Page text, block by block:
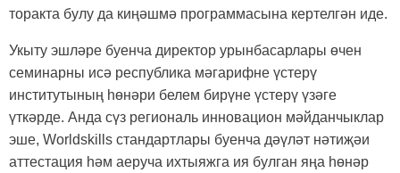
торакта булу да киңәшмә программасына кертелгән иде.
Укыту эшләре буенча директор урынбасарлары өчен
семинарны исә республика мәгарифне үстерү
институтының һөнәри белем бирүне үстерү үзәге
үткәрде. Анда сүз региональ инновацион мәйданчыклар
эше, Worldskills стандартлары буенча дәүләт нәтиҗәи
аттестация һәм аеруча ихтыяжга ия булган яңа һөнәр